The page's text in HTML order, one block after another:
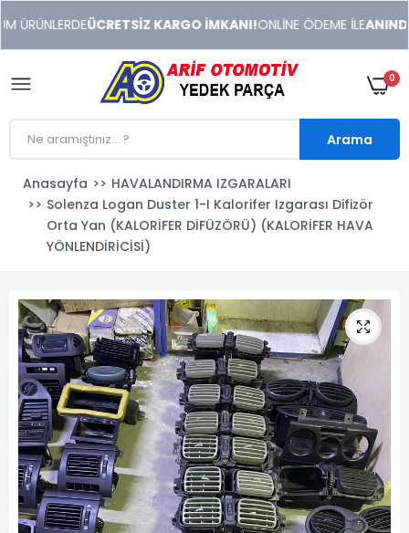
xonusu
veren
sitolar
ÜCRETSİZ KARGO İMKANI!ONLİNE ÖDEME İLE ANINDA
0
Arama
Anasayfa
HAVALANDIRMA IZGARALARI
Solenza Logan Duster 1-I Kalorifer Izgarası Difizör
Orta Yan (KALORİFER DİFÜZÖRÜ) (KALORİFER HAVA
YÖNLENDİRİCİSİ)